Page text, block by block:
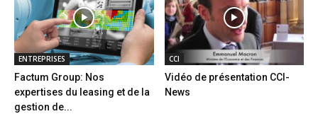
ENTREPRISES
Factum Group: Nos
expertises du leasing et de la
gestion de...
CCI
Vidéo de présentation CCI-
News